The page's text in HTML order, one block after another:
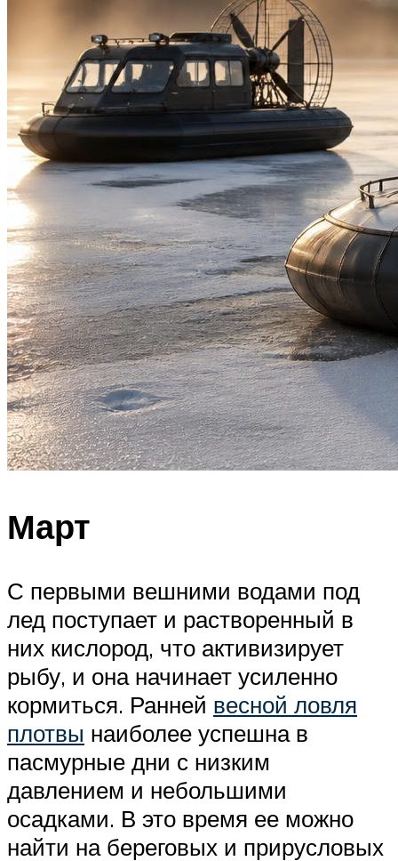
Март
С первыми вешними водами под
лед поступает и растворенный в
них кислород, что активизирует
рыбу, и она начинает усиленно
кормиться. Ранней весной ловля
плотвы наиболее успешна в
пасмурные дни с низким
давлением и небольшими
осадками. В это время ее можно
найти на береговых и прирусловых